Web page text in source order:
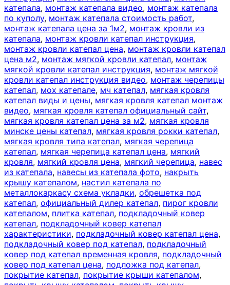
катепала, монтаж катепала видео, монтаж катепала
по куполу, монтаж катепала стоимость работ,
монтаж катепала цена за 1м2, монтаж кровли из
катепала, монтаж кровли катепал инструкция,
монтаж кровли катепал цена, монтаж кровли катепал
цена м2, монтаж мягкой кровли катепал, монтаж
мягкой кровли катепал инструкция, монтаж мягкой
кровли катепал инструкция видео, монтаж черепицы
катепал, мох катепале, мч катепал, мягкая кровля
катепал виды и цены, мягкая кровля катепал монтаж
видео, мягкая кровля катепал официальный сайт,
мягкая кровля катепал цена за м2, мягкая кровля
минске цены катепал, мягкая кровля рокки катепал,
мягкая кровля типа катепал, мягкая черепица
катепал, мягкая черепица катепал цена, мягкий
кровля, мягкий кровля цена, мягкий черепица, навес
из катепала, навесы из катепала фото, накрыть
крышу катепалом, настил катепала по
металлокаркасу схема укладки, обрешетка под
катепал, официальный дилер катепал, пирог кровли
катепалом, плитка катепал, подкладочный ковер
катепал, подкладочный ковер катепал
характеристики, подкладочный ковер катепал цена,
подкладочный ковер под катепал, подкладочный
ковер под катепал временная кровля, подкладочный
ковер под катепал цена, подложка под катепал,
покрытие катепал, покрытие крыши катепалом,